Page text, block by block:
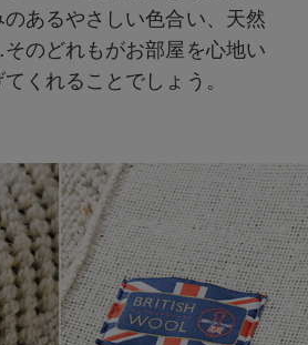
あるやさしい色合い、天然
のどれもがお部屋を心地い
くれることでしょう。